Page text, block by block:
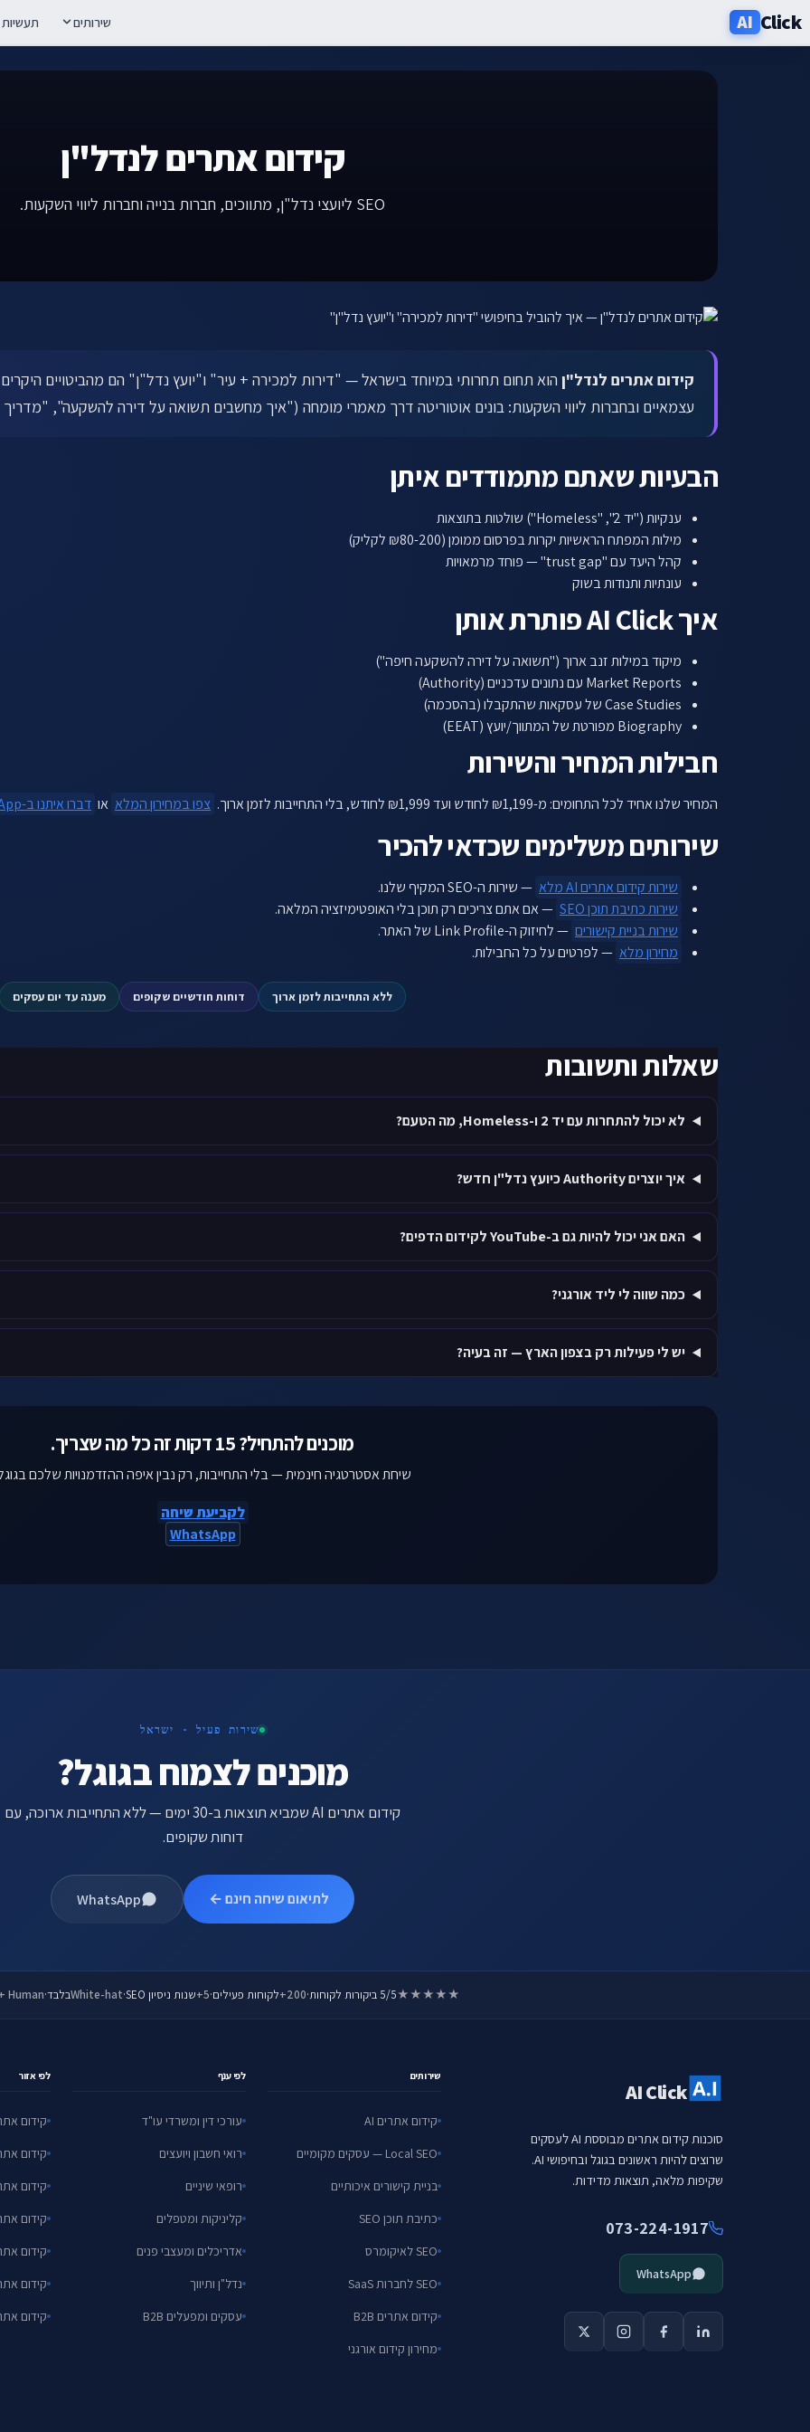
AI Click שירותים תעשיות
לתיאום שיחה ←
קידום אתרים לנדל"ן
SEO ליועצי נדל"ן, מתווכים, חברות בנייה וחברות ליווי השקעות.
קידום אתרים לנדל"ן
עצמאיים ובחברות ליווי השקעות: בונים אוטוריטה דרך מאמרי מומחה ("איך מחשבים תשואה על דירה להשקעה",
הבעיות שאתם מתמודדים איתן
ענקיות ("יד 2", "Homeless") שולטות בתוצאות
מילות המפתח הראשיות יקרות בפרסום ממומן (₪80-200 לקליק)
קהל היעד עם "trust gap" — פוחד מרמאויות
עונתיות ותנודות בשוק
איך AI Click פותרת אותן
מיקוד במילות זנב ארוך ("תשואה על דירה להשקעה חיפה")
Market Reports עם נתונים עדכניים (Authority)
Case Studies של עסקאות שהתקבלו (בהסכמה)
Biography מפורטת של המתווך/יועץ (EEAT)
חבילות המחיר והשירות
המחיר שלנו אחיד לכל התחומים: מ-₪1,199 לחודש ועד ₪1,999 לחודש, בלי התחייבות לזמן ארוך. צפו במחירון המלא או דברו איתנו ב-WhatsApp
שירותים משלימים שכדאי להכיר
שירות קידום אתרים AI מלא
— שירות ה-SEO המקיף שלנו.
שירות כתיבת תוכן SEO
— אם אתם צריכים רק תוכן בלי האופטימיזציה המלאה.
שירות בניית קישורים — לחיזוק ה-Link Profile של האתר.
מחירון מלא — לפרטים על כל החבילות.
ללא התחייבות לזמן ארוך דוחות חודשיים שקופים מענה עד יום עסקים
שאלות ותשובות
לא יכול להתחרות עם יד 2 ו-Homeless, מה הטעם?
איך יוצרים Authority כיועץ נדל"ן חדש?
האם אני יכול להיות גם ב-YouTube לקידום הדפים?
כמה שווה לי ליד אורגני?
יש לי פעילות רק בצפון הארץ — זה בעיה?
מוכנים להתחיל? 15 דקות זה כל מה שצריך.
שיחת אסטרטגיה חינמית — בלי התחייבות, רק נבין איפה ההזדמנויות שלכם
לקביעת שיחה
WhatsApp
שירות פעיל · ישראל
מוכנים לצמוח בגוגל?
קידום אתרים AI שמביא תוצאות ב-30 ימים — ללא התחייבות ארוכה, עם
דוחות שקופים.
לתיאום שיחה חינם ← WhatsApp
★★★★★5/5 ביקורות לקוחות ·
200+ לקוחות פעילים·
5+ שנות ניסיון SEO ·
White-hatבלבד·
Human
AI Click
סוכנות קידום אתרים מבוססת AI לעסקים
שרוצים להיות ראשונים בגוגל ובחיפושי AI.
שקיפות מלאה, תוצאות מדידות.
073-224-1917
WhatsApp
שירותים
קידום אתרים AI
Local SEO — עסקים מקומיים
בניית קישורים איכותיים
כתיבת תוכן SEO
SEO לאיקומרס
SEO לחברות SaaS
קידום אתרים B2B
מחירון קידום אורגני
לפי ענף
עורכי דין ומשרדי עו"ד
רואי חשבון ויועצים
רופאי שיניים
קליניקות ומטפלים
אדריכלים ומעצבי פנים
נדל"ן ותיווך
עסקים ומפעלים B2B
לפי אזור
קידום
קידום
קידום
קידום
קידום
קידום
קידום